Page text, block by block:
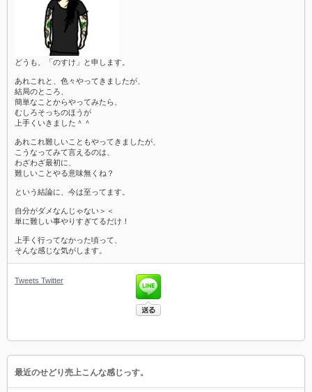
どうも、「のすけ」と申します。
あれこれと、色々やってきましたが、
結局のところ、
簡単なことからやってみたら、
むしろそっちのほうが
上手くいきました＾＾
あれこれ難しいこともやってきましたが、
こうなってみて言えるのは、
わざわざ最初に、
難しいことやる意味無くね？
という結論に、今は至ってます。
自分がダメなんじゃない＞＜
単に難しい事やりすぎてるだけ！
上手く行ってなかった頃って、
そんな感じな気がします。
Tweets Twitter
最近のせどり売上こんな感じっす。